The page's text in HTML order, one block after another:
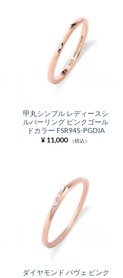
甲丸シンプル レディースシ
ルバーリング ピンクゴール
ドカラー FSR945-PGDIA
¥11,000 （税込）
ダイヤモンド パヴェ ピンク